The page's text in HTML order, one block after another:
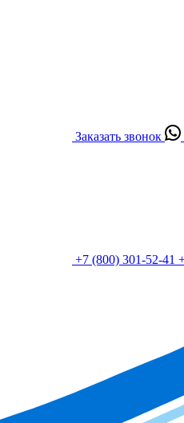
Заказать звонок
+7 (800) 301-52-41